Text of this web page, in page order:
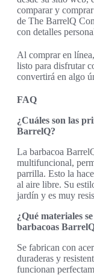
comparar y
de The BarrelQ
con detalles
Al comprar en
listo para disfrutar
convertirá en algo
FAQ
¿Cuáles son las
BarrelQ?
La barbacoa
multifuncional,
parrilla. Esto la
al aire libre. Su
jardín y es muy
¿Qué materiales
barbacoas
Se fabrican con
duraderas y
funcionan